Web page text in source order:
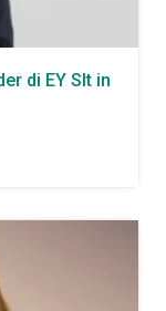
di EY Slt in